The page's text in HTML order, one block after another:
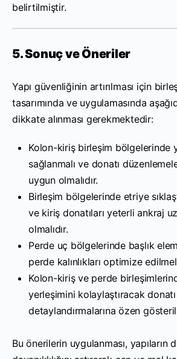
belirtilmiştir.
5. Sonuç ve Öneriler
Yapı güvenliğinin artırılması için
tasarımında ve uygulamasında
dikkate alınması gerekmektedir:
Kolon-kiriş birleşim bölgelerinde
sağlanmalı ve donatı
uygun olmalıdır.
Birleşim bölgelerinde etriye
ve kiriş donatıları yeterli ankraj
olmalıdır.
Perde uç bölgelerinde başlık
perde kalınlıkları optimize
Kolon-kiriş ve perde
yerleşimini kolaylaştıracak donatı
detaylandırmalarına özen
Bu önerilerin uygulanması, yapıların